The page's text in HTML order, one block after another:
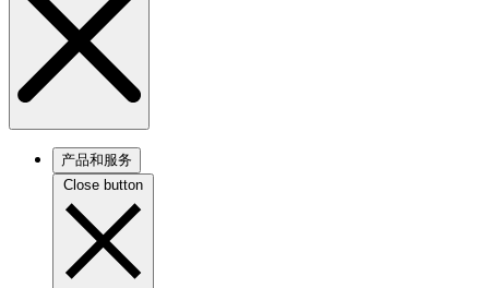
产品和服务
Close button